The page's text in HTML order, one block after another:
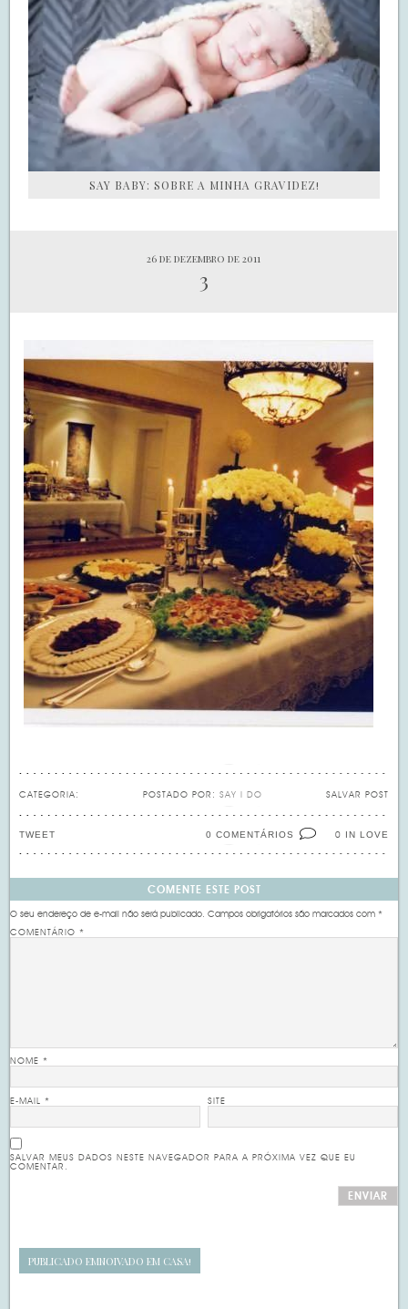
SAY BABY: SOBRE A MINHA GRAVIDEZ!
26 de dezembro de 2011
3
CATEGORIA: SALVAR POST
POSTADO POR: SAY I DO
0 IN LOVE
0 COMENTÁRIOS
TWEET
COMENTE ESTE POST
O seu endereço de e-mail não será publicado. Campos obrigatórios são marcados com*
COMENTÁRIO*
NOME*
E-MAIL* SITE
SALVAR MEUS DADOS NESTE NAVEGADOR PARA A PRÓXIMA VEZ QUE EU
COMENTAR.
PUBLICADO EMNOIVADO EM CASA!